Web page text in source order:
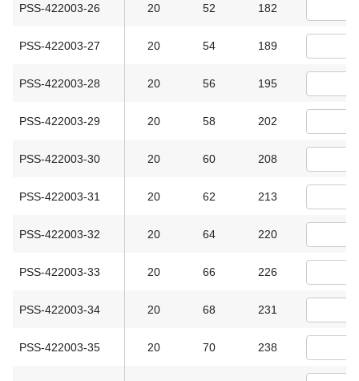
PSS-422003-26 20 52 182
PSS-422003-27 20 54 189
PSS-422003-28 20 56 195
PSS-422003-29 20 58 202
PSS-422003-30 20 60 208
PSS-422003-31 20 62 213
PSS-422003-32 20 64 220
PSS-422003-33 20 66 226
PSS-422003-34 20 68 231
PSS-422003-35 20 70 238